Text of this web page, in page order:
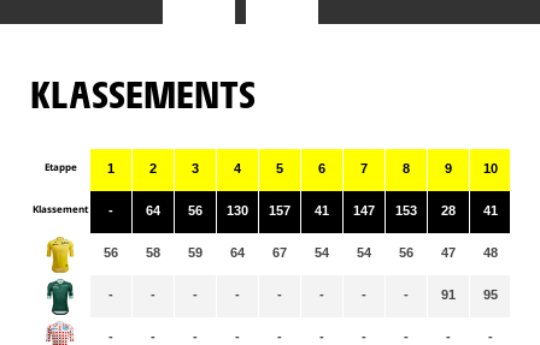
KLASSEMENTS
Etappe
Klassement
1
-
56
-
-
2
64
58
-
-
3
56
59
-
-
4
130
64
-
-
5
157
67
-
-
6
41
54
-
-
7
147
54
-
-
8
153
56
-
-
9
28
47
91
-
10
41
48
95
-